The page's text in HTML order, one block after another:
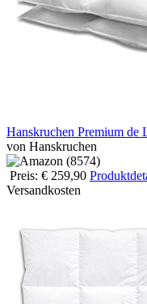
Hanskruchen Premium de
von Hanskruchen
Preis: € 259,90
Versandkosten